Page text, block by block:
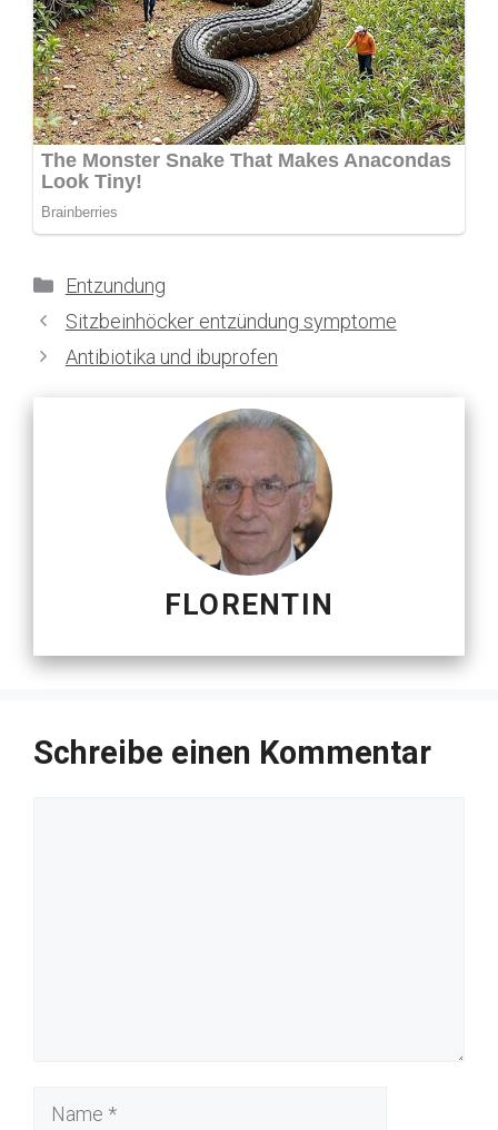
Kategorien
Entzundung
Sitzbeinhöcker entzündung symptome
Antibiotika und ibuprofen
FLORENTIN
Schreibe einen Kommentar
Name